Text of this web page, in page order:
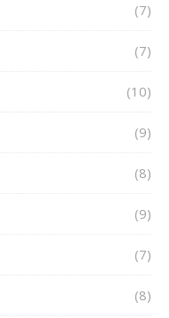
(7)
(7)
(10)
(9)
(8)
(9)
(7)
(8)